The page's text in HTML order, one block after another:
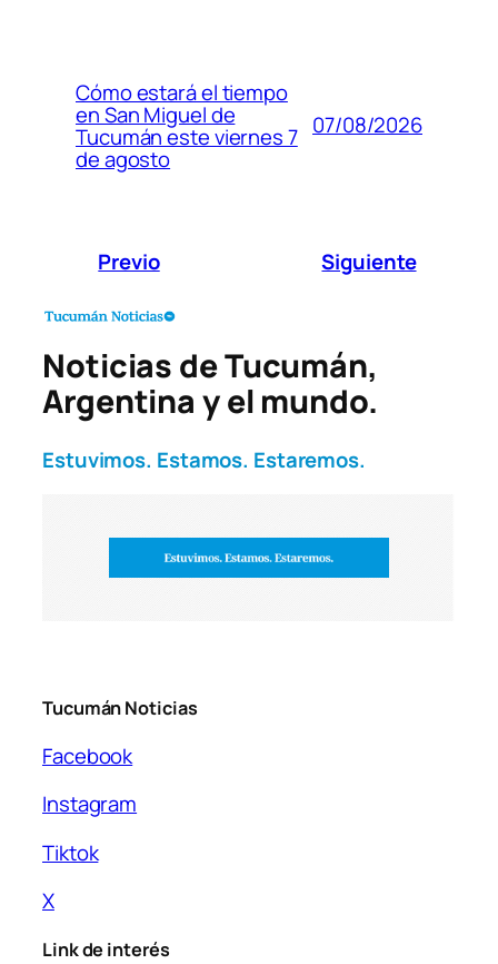
Cómo estará el tiempo
en San Miguel de
Tucumán este viernes 7
de agosto
07/08/2026
Previo Siguiente
Noticias de Tucumán,
Argentina y el mundo.
Estuvimos. Estamos. Estaremos.
Tucumán Noticias
Facebook
Instagram
Tiktok
X
Link de interés